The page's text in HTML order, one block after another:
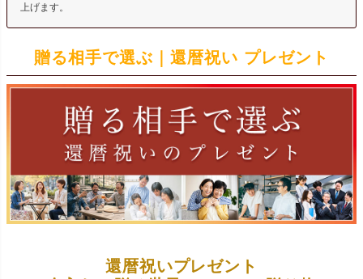
上げます。
贈る相手で選ぶ｜還暦祝い プレゼント
還暦祝いプレゼント